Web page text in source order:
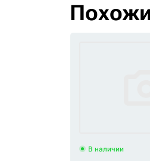
В наличии